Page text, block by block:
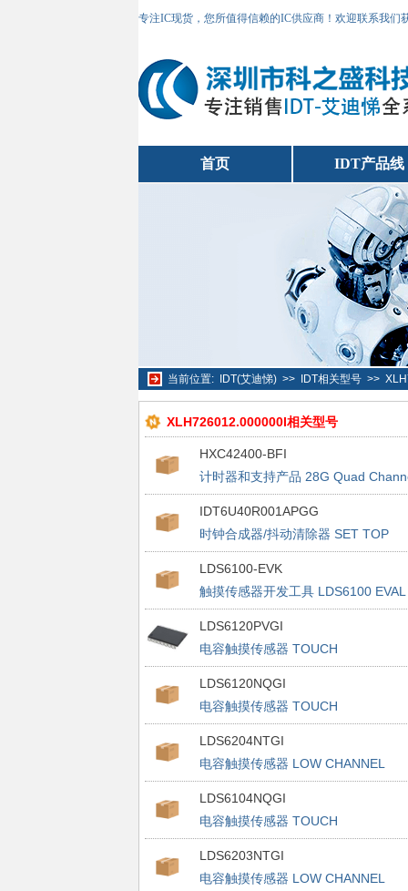
专注IC现货，您所值得信赖的IC供应商！欢迎联系我们
首页 IDT产品线
当前位置: IDT(艾迪悌)>> IDT相关型号>>
XLH726012.000000I相关型号
HXC42400-BFI
计时器和支持产品 28G Quad
CDR/Retimer
IDT6U40R001APGG
时钟合成器/抖动清除器 SET TOP
BOX CLOCK SYNTHESIZER
LDS6100-EVK
触摸传感器开发工具 LDS6100 EVAL
KIT
LDS6120PVGI
电容触摸传感器 TOUCH
LDS6120NQGI
电容触摸传感器 TOUCH
LDS6204NTGI
电容触摸传感器 LOW CHANNEL
TOUCH BUTTON
LDS6104NQGI
电容触摸传感器 TOUCH
LDS6203NTGI
电容触摸传感器 LOW CHANNEL